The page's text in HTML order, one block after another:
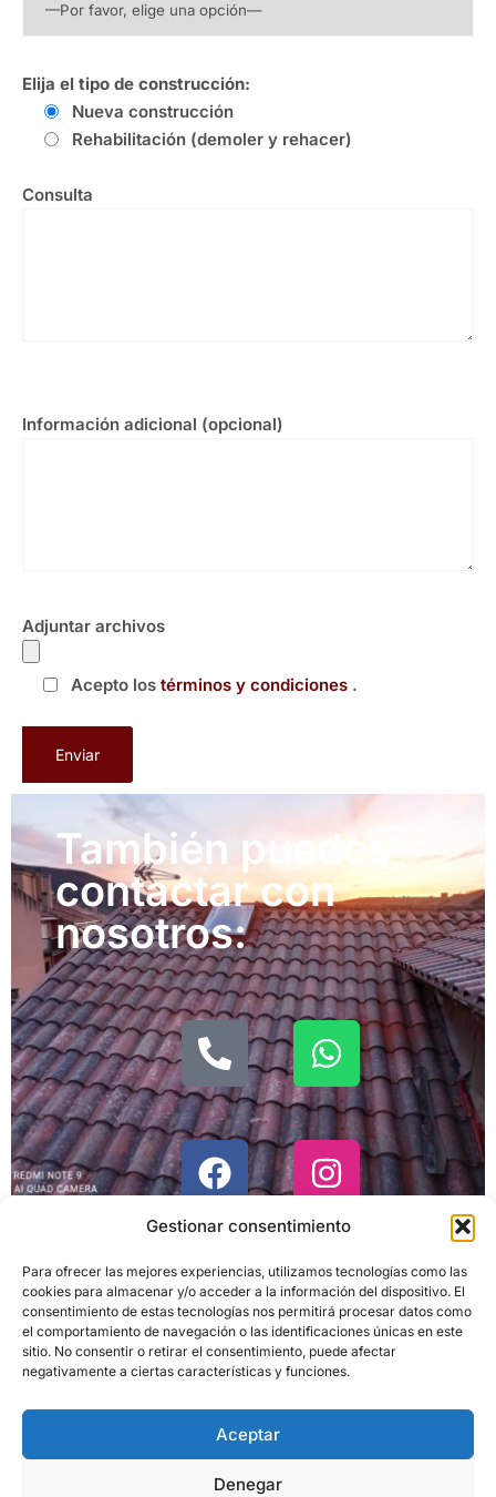
Gestionar consentimiento
Para ofrecer las mejores experiencias, utilizamos tecnologías como las
cookies para almacenar y/o acceder a la información del dispositivo. El
consentimiento de estas tecnologías nos permitirá procesar datos como
el comportamiento de navegación o las identificaciones únicas en este
sitio. No consentir o retirar el consentimiento, puede afectar
negativamente a ciertas características y funciones.
Aceptar
Denegar
Elija el tipo de construcción:
Nueva construcción
Rehabilitación (demoler y rehacer)
Consulta
Información adicional (opcional)
Adjuntar archivos
Acepto los términos y condiciones .
También puedes
contactar con
nosotros:
675 776
Nuestra empresa
Quiénes somos